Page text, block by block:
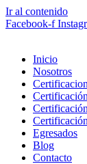
Ir al contenido
Facebook-f
Inicio
Nosotros
Egresados
Blog
Contacto